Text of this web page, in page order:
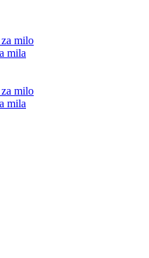
milo
mila
milo
mila